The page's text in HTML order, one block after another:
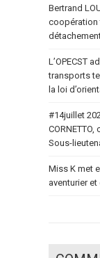
Bertrand
coopération
L’OPECST
transports
la loi
#14juillet
Sous-
Miss K met
aventurier et